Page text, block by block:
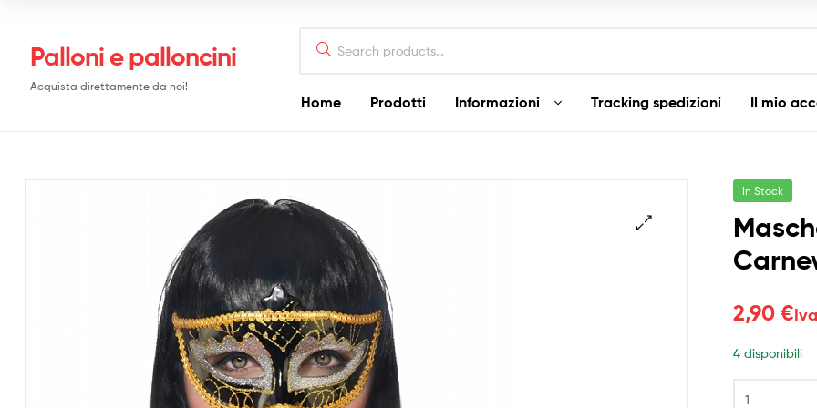
Palloni e palloncini
Acquista direttamente da noi!
for:
Home Prodotti Informazioni Tracking spedizioni Il mio
In Stock
2,90€
4 disponibili